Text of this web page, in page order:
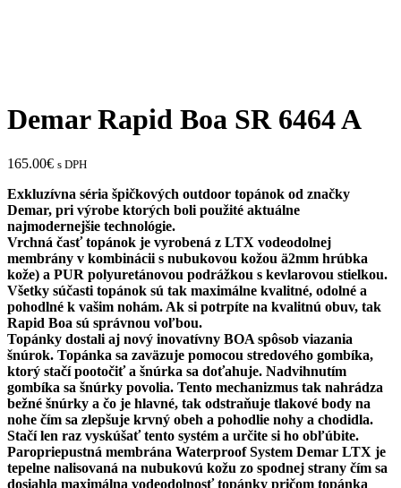
Demar Rapid Boa SR 6464 A
165.00€ s DPH
Exkluzívna séria špičkových outdoor topánok od značky
Demar, pri výrobe ktorých boli použité aktuálne
najmodernejšie technológie.
Vrchná časť topánok je vyrobená z LTX vodeodolnej
membrány v kombinácii s nubukovou kožou ä2mm hrúbka
kože) a PUR polyuretánovou podrážkou s kevlarovou stielkou.
Všetky súčasti topánok sú tak maximálne kvalitné, odolné a
pohodlné k vašim nohám. Ak si potrpíte na kvalitnú obuv, tak
Rapid Boa sú správnou voľbou.
Topánky dostali aj nový inovatívny BOA spôsob viazania
šnúrok. Topánka sa zaväzuje pomocou stredového gombíka,
ktorý stačí pootočiť a šnúrka sa doťahuje. Nadvihnutím
gombíka sa šnúrky povolia. Tento mechanizmus tak nahrádza
bežné šnúrky a čo je hlavné, tak odstraňuje tlakové body na
nohe čím sa zlepšuje krvný obeh a pohodlie nohy a chodidla.
Stačí len raz vyskúšať tento systém a určite si ho obľúbite.
Paropriepustná membrána Waterproof System Demar LTX je
tepelne nalisovaná na nubukovú kožu zo spodnej strany čím sa
dosiahla maximálna vodeodolnosť topánky pričom topánka